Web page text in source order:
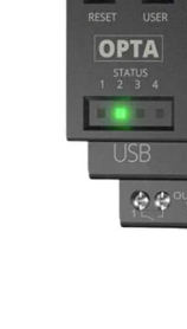
Thorn ECO